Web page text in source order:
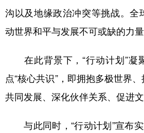
陕西 甘肃 青
多语种频道
English Español
Русский язык 日
沟以及地缘政治冲突等挑战。全
动世界和平与发展不可或缺的力量
在此背景下，“行动计划”凝
点“核心共识”，即拥抱多极世界
共同发展、深化伙伴关系、促进文
与此同时，“行动计划”宣布实